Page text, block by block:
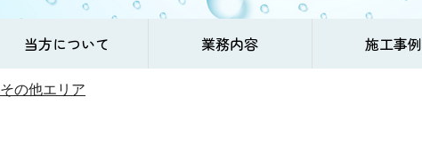
当方について 業務内容 施工事例
その他エリア